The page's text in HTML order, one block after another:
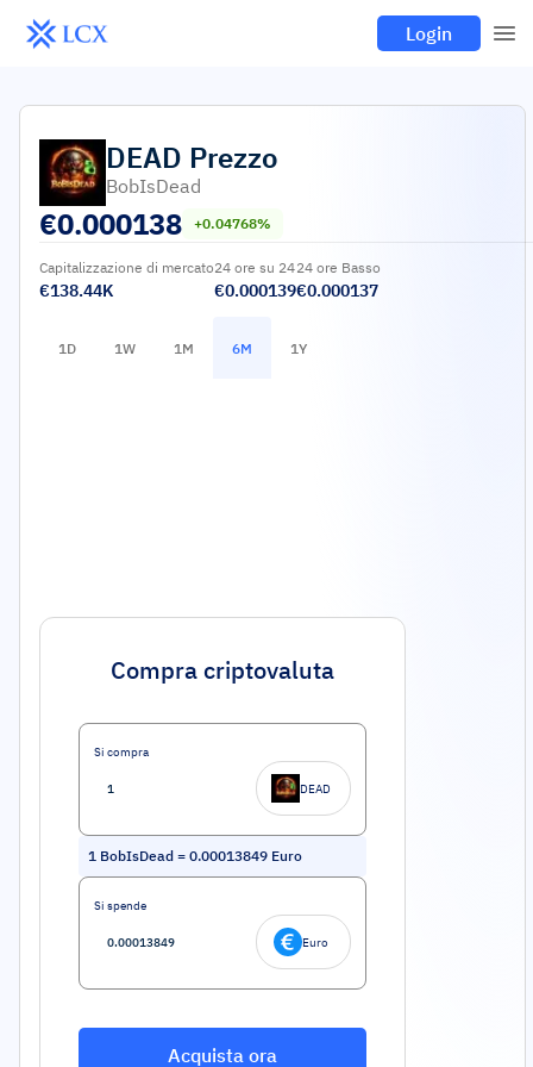
Login
DEAD Prezzo
BobIsDead
€0.000138 +0.04768%
Capitalizzazione di mercato
€138.44K
24 ore su 24
€0.000139
24 ore Basso
€0.000137
1D 1W 1M 6M 1Y
Compra criptovaluta
Si compra
DEAD
1 BobIsDead = 0.00013849 Euro
Si spende
Euro
Acquista ora